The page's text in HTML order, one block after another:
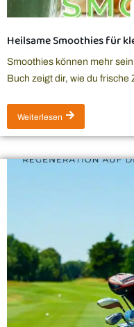
Heilsame Smoothies für
Smoothies können mehr
Buch zeigt dir, wie du
Weiterlesen